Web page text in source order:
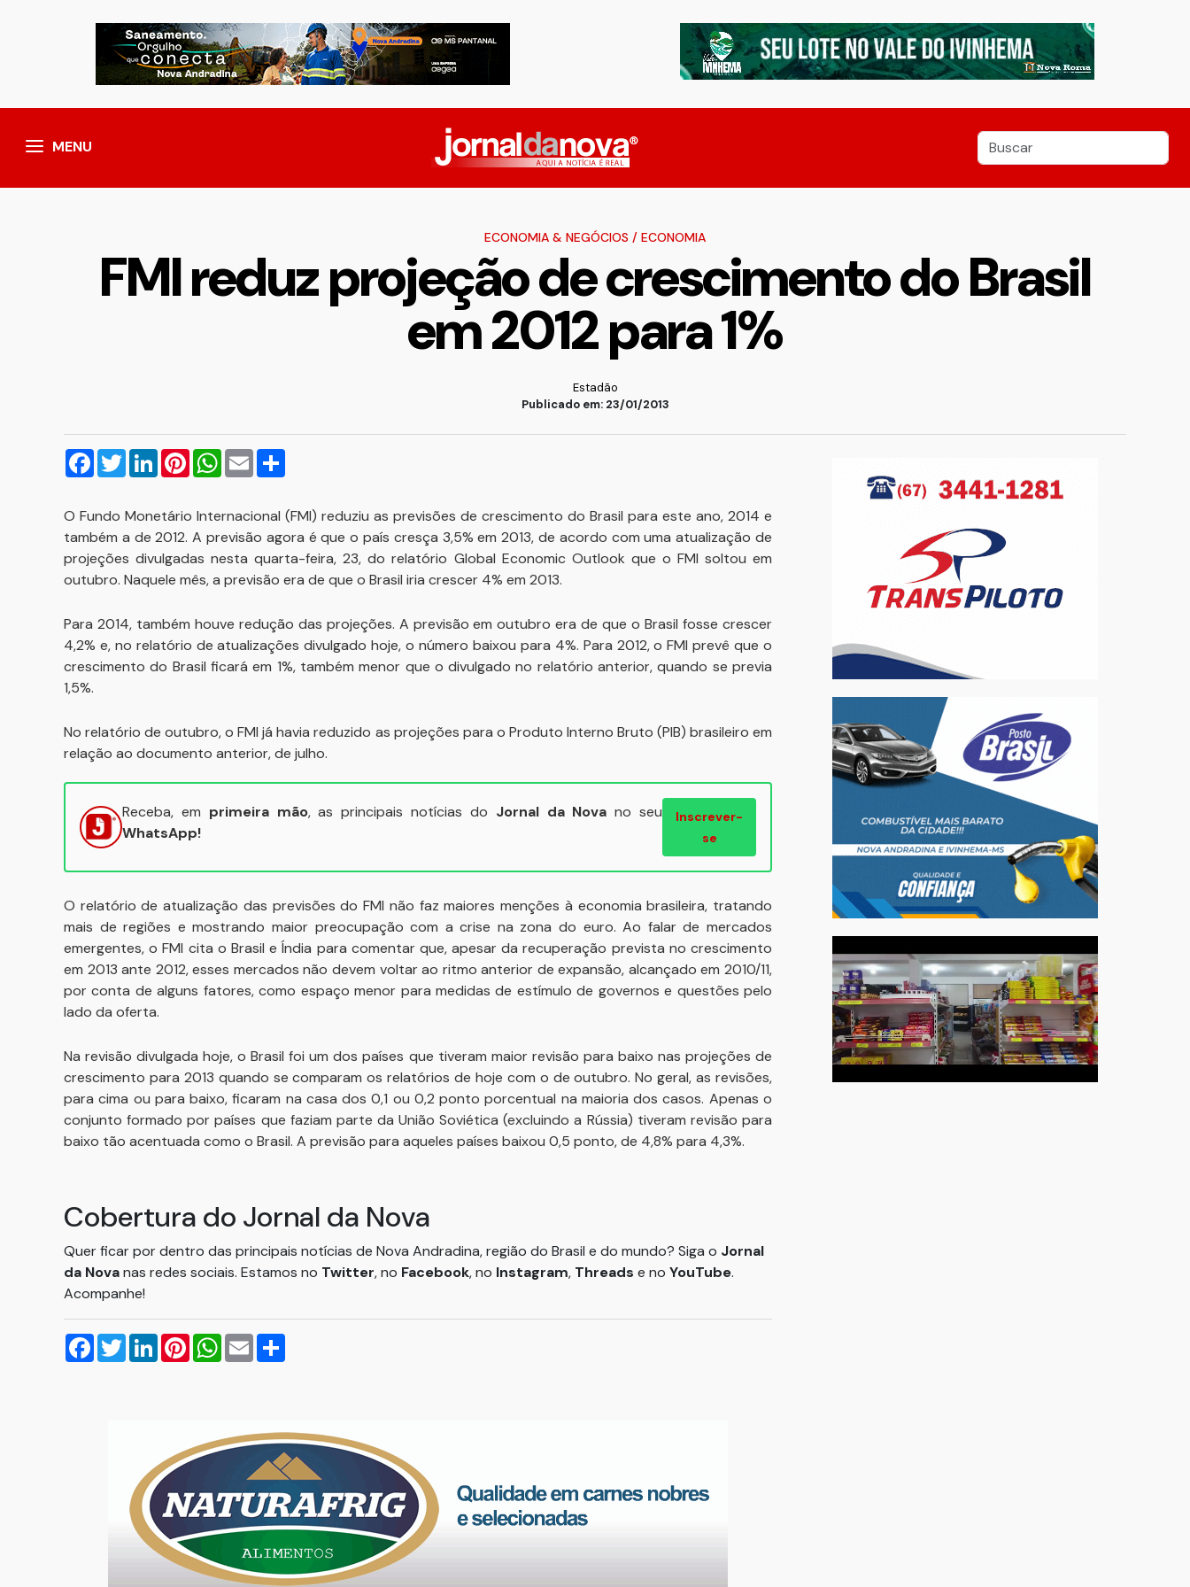
MENU
ECONOMIA & NEGÓCIOS / ECONOMIA
FMI reduz projeção de crescimento do Brasil
em 2012 para 1%
Estadão
Publicado em: 23/01/2013
Facebook
TwitterLinkedInPinterestWhatsApp
Email
O Fundo Monetário Internacional (FMI) reduziu as previsões de crescimento do Brasil para este ano, 2014 e
também a de 2012. A previsão agora é que o país cresça 3,5% em 2013, de acordo com uma atualização de
projeções divulgadas nesta quarta-feira, 23, do relatório Global Economic Outlook que o FMI soltou em
outubro. Naquele mês, a previsão era de que o Brasil iria crescer 4% em 2013.
Para 2014, também houve redução das projeções. A previsão em outubro era de que o Brasil fosse crescer
4,2% e, no relatório de atualizações divulgado hoje, o número baixou para 4%. Para 2012, o FMI prevê que o
crescimento do Brasil ficará em 1%, também menor que o divulgado no relatório anterior, quando se previa
1,5%.
No relatório de outubro, o FMI já havia reduzido as projeções para o Produto Interno Bruto (PIB) brasileiro em
relação ao documento anterior, de julho.
Receba, em primeira mão, as principais notícias do Jornal da Nova no seu
WhatsApp!
Inscrever-
se
O relatório de atualização das previsões do FMI não faz maiores menções à economia brasileira, tratando
mais de regiões e mostrando maior preocupação com a crise na zona do euro. Ao falar de mercados
emergentes, o FMI cita o Brasil e Índia para comentar que, apesar da recuperação prevista no crescimento
em 2013 ante 2012, esses mercados não devem voltar ao ritmo anterior de expansão, alcançado em 2010/11,
por conta de alguns fatores, como espaço menor para medidas de estímulo de governos e questões pelo
lado da oferta.
Na revisão divulgada hoje, o Brasil foi um dos países que tiveram maior revisão para baixo nas projeções de
crescimento para 2013 quando se comparam os relatórios de hoje com o de outubro. No geral, as revisões,
para cima ou para baixo, ficaram na casa dos 0,1 ou 0,2 ponto porcentual na maioria dos casos. Apenas o
conjunto formado por países que faziam parte da União Soviética (excluindo a Rússia) tiveram revisão para
baixo tão acentuada como o Brasil. A previsão para aqueles países baixou 0,5 ponto, de 4,8% para 4,3%.
Cobertura do Jornal da Nova
Quer ficar por dentro das principais notícias de Nova Andradina, região do Brasil e do mundo? Siga o Jornal
da Novanas redes sociais. Estamos no Twitter, no Facebook, no Instagram, Threads e no YouTube.
Acompanhe!
Facebook
TwitterLinkedInPinterestWhatsApp
Email